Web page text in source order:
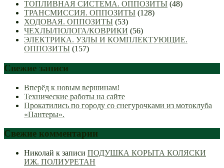
ТОПЛИВНАЯ СИСТЕМА. ОППОЗИТЫ (48)
ТРАНСМИССИЯ. ОППОЗИТЫ (128)
ХОДОВАЯ. ОППОЗИТЫ (53)
ЧЕХЛЫ/ПОЛОГА/КОВРИКИ (56)
ЭЛЕКТРИКА. УЗЛЫ И КОМПЛЕКТУЮЩИЕ.
ОППОЗИТЫ (157)
Свежие записи
Вперёд к новым вершинам!
Технические работы на сайте
Прокатились по городу со снегурочками из мотоклуба
«Пантеры».
Свежие комментарии
Николай к записи ПОДУШКА КОРЫТА КОЛЯСКИ
ИЖ. ПОЛИУРЕТАН